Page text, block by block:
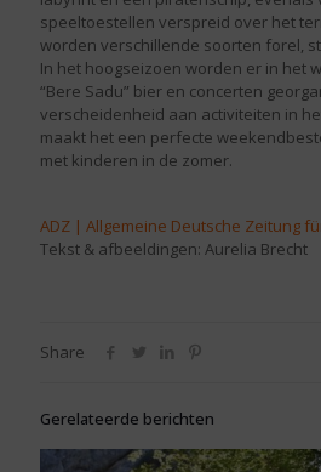
speeltoestellen verspreid over het
worden verschillende soorten forel,
In het hoogseizoen worden er in het
“Bere Sadu” bier en concerten
verscheidenheid aan activiteiten in
maakt het een perfecte
met kinderen in de zomer.
ADZ | Allgemeine Deutsche Zeitung
Tekst & afbeeldingen: Aurelia Brecht
Share
Gerelateerde berichten